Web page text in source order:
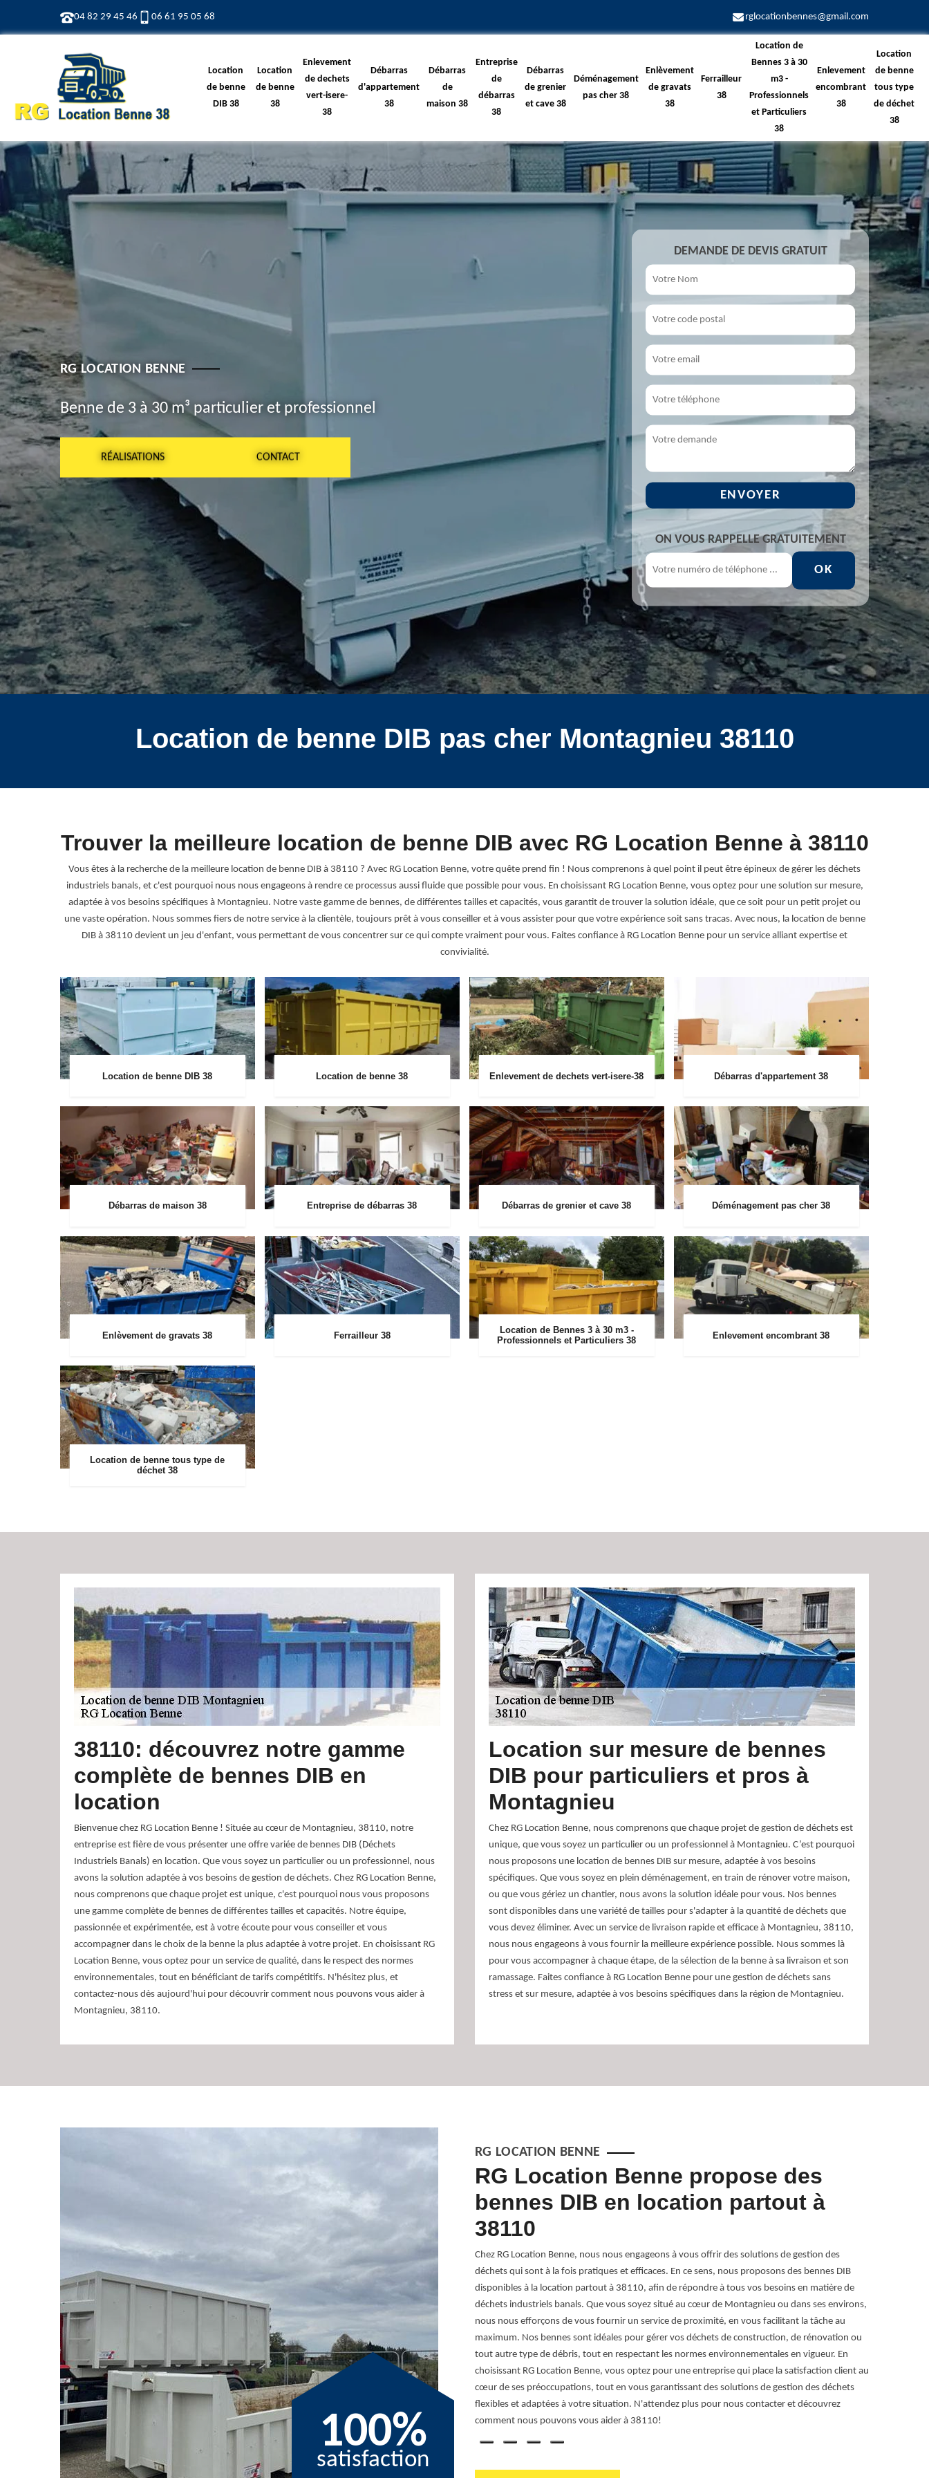
04 82 29 45 46 06 61 95 05 68 rglocationbennes@gmail.com
Location
de benne
DIB 38
Location
de benne
38
Enlevement
de dechets
vert-isere-
38
Débarras
d'appartement
38
Débarras
de
maison 38
Entreprise
de
débarras
38
Débarras
de grenier
et cave 38
Déménagement
pas cher 38
Enlèvement
de gravats
38
Ferrailleur
38
Location de
Bennes 3 à 30
m3 -
Professionnels
et Particuliers
38
Enlevement
encombrant
38
Location
de benne
tous type
de déchet
38
RG LOCATION BENNE
Benne de 3 à 30 m³ particulier et professionnel
RÉALISATIONS CONTACT
DEMANDE DE DEVIS GRATUIT
ON VOUS RAPPELLE GRATUITEMENT
Location de benne DIB pas cher Montagnieu 38110
Trouver la meilleure location de benne DIB avec RG Location Benne à 38110
Vous êtes à la recherche de la meilleure location de benne DIB à 38110 ? Avec RG Location Benne, votre quête prend fin ! Nous comprenons à quel point il peut être épineux de gérer les déchets
industriels banals, et c'est pourquoi nous nous engageons à rendre ce processus aussi fluide que possible pour vous. En choisissant RG Location Benne, vous optez pour une solution sur mesure,
adaptée à vos besoins spécifiques à Montagnieu. Notre vaste gamme de bennes, de différentes tailles et capacités, vous garantit de trouver la solution idéale, que ce soit pour un petit projet ou
une vaste opération. Nous sommes fiers de notre service à la clientèle, toujours prêt à vous conseiller et à vous assister pour que votre expérience soit sans tracas. Avec nous, la location de benne
DIB à 38110 devient un jeu d'enfant, vous permettant de vous concentrer sur ce qui compte vraiment pour vous. Faites confiance à RG Location Benne pour un service alliant expertise et
convivialité.
Location de benne DIB 38 Location de benne 38 Enlevement de dechets vert-isere-38 Débarras d'appartement 38
Débarras de maison 38 Entreprise de débarras 38 Débarras de grenier et cave 38 Déménagement pas cher 38
Enlèvement de gravats 38 Ferrailleur 38
Location de Bennes 3 à 30 m3 -
Professionnels et Particuliers 38
Enlevement encombrant 38
Location de benne tous type de
déchet 38
38110: découvrez notre gamme
complète de bennes DIB en
location
Bienvenue chez RG Location Benne ! Située au cœur de Montagnieu, 38110, notre
entreprise est fière de vous présenter une offre variée de bennes DIB (Déchets
Industriels Banals) en location. Que vous soyez un particulier ou un professionnel, nous
avons la solution adaptée à vos besoins de gestion de déchets. Chez RG Location Benne,
nous comprenons que chaque projet est unique, c'est pourquoi nous vous proposons
une gamme complète de bennes de différentes tailles et capacités. Notre équipe,
passionnée et expérimentée, est à votre écoute pour vous conseiller et vous
accompagner dans le choix de la benne la plus adaptée à votre projet. En choisissant RG
Location Benne, vous optez pour un service de qualité, dans le respect des normes
environnementales, tout en bénéficiant de tarifs compétitifs. N'hésitez plus, et
contactez-nous dès aujourd'hui pour découvrir comment nous pouvons vous aider à
Montagnieu, 38110.
Location sur mesure de bennes
DIB pour particuliers et pros à
Montagnieu
Chez RG Location Benne, nous comprenons que chaque projet de gestion de déchets est
unique, que vous soyez un particulier ou un professionnel à Montagnieu. C’est pourquoi
nous proposons une location de bennes DIB sur mesure, adaptée à vos besoins
spécifiques. Que vous soyez en plein déménagement, en train de rénover votre maison,
ou que vous gériez un chantier, nous avons la solution idéale pour vous. Nos bennes
sont disponibles dans une variété de tailles pour s'adapter à la quantité de déchets que
vous devez éliminer. Avec un service de livraison rapide et efficace à Montagnieu, 38110,
nous nous engageons à vous fournir la meilleure expérience possible. Nous sommes là
pour vous accompagner à chaque étape, de la sélection de la benne à sa livraison et son
ramassage. Faites confiance à RG Location Benne pour une gestion de déchets sans
stress et sur mesure, adaptée à vos besoins spécifiques dans la région de Montagnieu.
100%
satisfaction
RG LOCATION BENNE
Solutions de location de benne DIB
adaptées aux entreprises à
Montagnieu
Chez RG Location Benne, nous comprenons l'importance d'une gestion efficace des déchets
pour les entreprises à Montagnieu. C'est pourquoi nous proposons des solutions de location de
bennes adaptées à chaque besoin spécifique. Que vous dirigiez une petite entreprise ou une
grande industrie, nous avons la benne qu'il vous faut pour gérer vos déchets industriels banals
(DIB). Nos bennes sont disponibles en différentes tailles pour s'adapter à vos volumes de
déchets, vous garantissant ainsi une solution sur mesure. De plus, notre service de location est
flexible, vous permettant de choisir la durée qui vous convient le mieux. Située au cœur de
Montagnieu, RG Location Benne s'engage à offrir un service rapide, efficace et respectueux de
l'environnement, tout en respectant les normes de sécurité en vigueur. Faites le choix de la
tranquillité d'esprit et laissez-nous gérer vos déchets à Montagnieu avec professionnalisme et
dévouement. Pour plus d'informations, contactez-nous à 38110.
RG Location Benne propose des
bennes DIB en location partout à
38110
Chez RG Location Benne, nous nous engageons à vous offrir des solutions de gestion des
déchets qui sont à la fois pratiques et efficaces. En ce sens, nous proposons des bennes DIB
disponibles à la location partout à 38110, afin de répondre à tous vos besoins en matière de
déchets industriels banals. Que vous soyez situé au cœur de Montagnieu ou dans ses environs,
nous nous efforçons de vous fournir un service de proximité, en vous facilitant la tâche au
maximum. Nos bennes sont idéales pour gérer vos déchets de construction, de rénovation ou
tout autre type de débris, tout en respectant les normes environnementales en vigueur. En
choisissant RG Location Benne, vous optez pour une entreprise qui place la satisfaction client au
cœur de ses préoccupations, tout en vous garantissant des solutions de gestion des déchets
flexibles et adaptées à votre situation. N'attendez plus pour nous contacter et découvrez
comment nous pouvons vous aider à 38110!